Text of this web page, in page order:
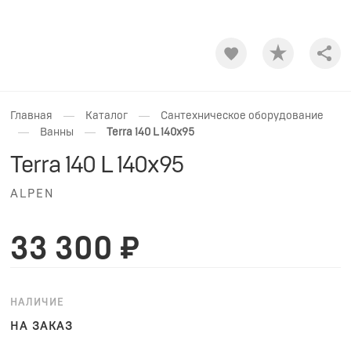
Главная — Каталог — Сантехническое оборудование
— Ванны — Terra 140 L 140x95
Terra 140 L 140x95
ALPEN
33 300 ₽
НАЛИЧИЕ
НА ЗАКАЗ